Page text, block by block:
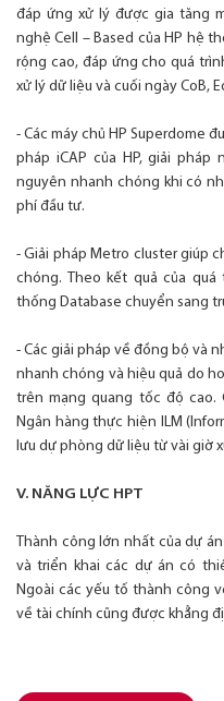
đáp ứng xử lý được gia tăng
nghệ Cell – Based của HP hệ
rộng cao, đáp ứng cho quá
xử lý dữ liệu và cuối ngày CoB,
- Các máy chủ HP Superdome
pháp iCAP của HP, giải
nguyên nhanh chóng khi có
phí đầu tư.
- Giải pháp Metro cluster giúp
chóng. Theo kết quả của
thống Database chuyển sang
- Các giải pháp về đồng bộ và
nhanh chóng và hiệu quả do
trên mạng quang tốc độ cao.
Ngân hàng thực hiện ILM
lưu dự phòng dữ liệu từ vài giờ
V. NĂNG LỰC HPT
Thành công lớn nhất của dự
và triển khai các dự án có
Ngoài các yếu tố thành công
về tài chính cũng được khẳng